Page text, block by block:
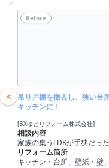
<
Before
吊り戸棚を撤去し、狭い台
キッチンに！
[BXゆとりフォーム株式会社]
相談内容
家族の集うLDKが手狭だっ
リフォーム箇所
キッチン・台所、壁紙・壁